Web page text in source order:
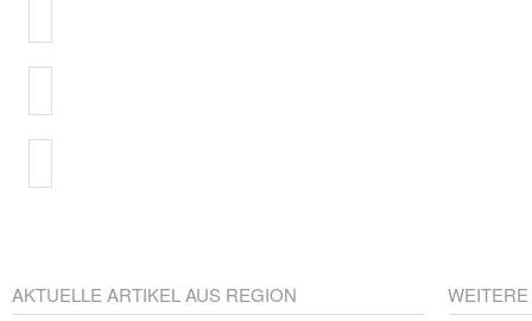
AKTUELLE ARTIKEL AUS REGION